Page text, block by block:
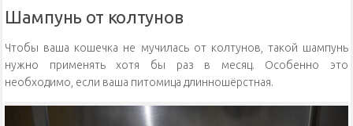
Шампунь от колтунов
Чтобы ваша кошечка не мучилась от колтунов, такой шампунь
нужно применять хотя бы раз в месяц. Особенно это
необходимо, если ваша питомица длинношёрстная.